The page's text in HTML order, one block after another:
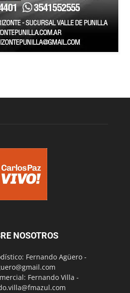
NOSOTROS
Fernando Agüero -
Fernando Villa -